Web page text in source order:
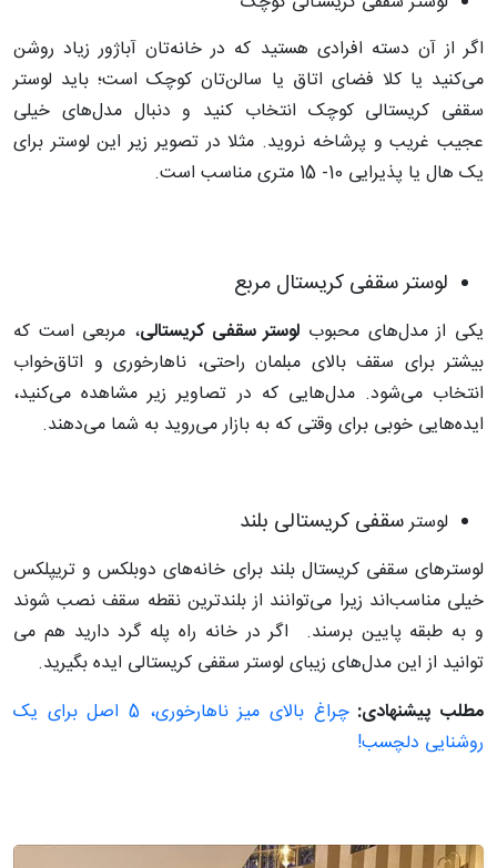
اگر از آن دسته افرادی هستید که در خانه‌تان آباژور زیاد روشن
می‌کنید یا کلا فضای اتاق یا سالن‌تان کوچک است؛ باید لوستر
سقفی کریستالی کوچک انتخاب کنید و دنبال مدل‌های خیلی
عجیب غریب و پرشاخه نروید. مثلا در تصویر زیر این لوستر برای
یک هال یا پذیرایی 10- 15 متری مناسب است.
لوستر سقفی کریستال مربع
یکی از مدل‌های محبوب لوستر سقفی کریستالی، مربعی است که
بیشتر برای سقف بالای مبلمان راحتی، ناهارخوری و اتاق‌خواب
انتخاب می‌شود. مدل‌هایی که در تصاویر زیر مشاهده می‌کنید،
ایده‌هایی خوبی برای وقتی که به بازار می‌روید به شما می‌دهند.
لوسترسقفی کریستالی بلند
لوسترهای سقفی کریستال بلند برای خانه‌های دوبلکس و تریپلکس
خیلی مناسب‌اند زیرا می‌توانند از بلندترین نقطه سقف نصب شوند
و به طبقه پایین برسند. اگر در خانه راه پله گرد دارید هم می
توانید از این مدل‌های زیبای لوستر سقفی کریستالی ایده بگیرید.
مطلب پیشنهادی:
چراغ بالای میز ناهارخوری، 5 اصل برای یک
روشنایی دلچسب!